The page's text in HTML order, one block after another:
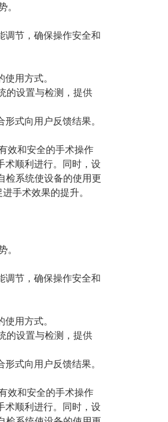
。
调节，确保操作安全和
用方式。
的设置与检测，提供
式向用户反馈结果。
效和安全的手术操作
术顺利进行。同时，设
检系统使设备的使用更
手术效果的提升。
。
调节，确保操作安全和
用方式。
的设置与检测，提供
式向用户反馈结果。
效和安全的手术操作
术顺利进行。同时，设